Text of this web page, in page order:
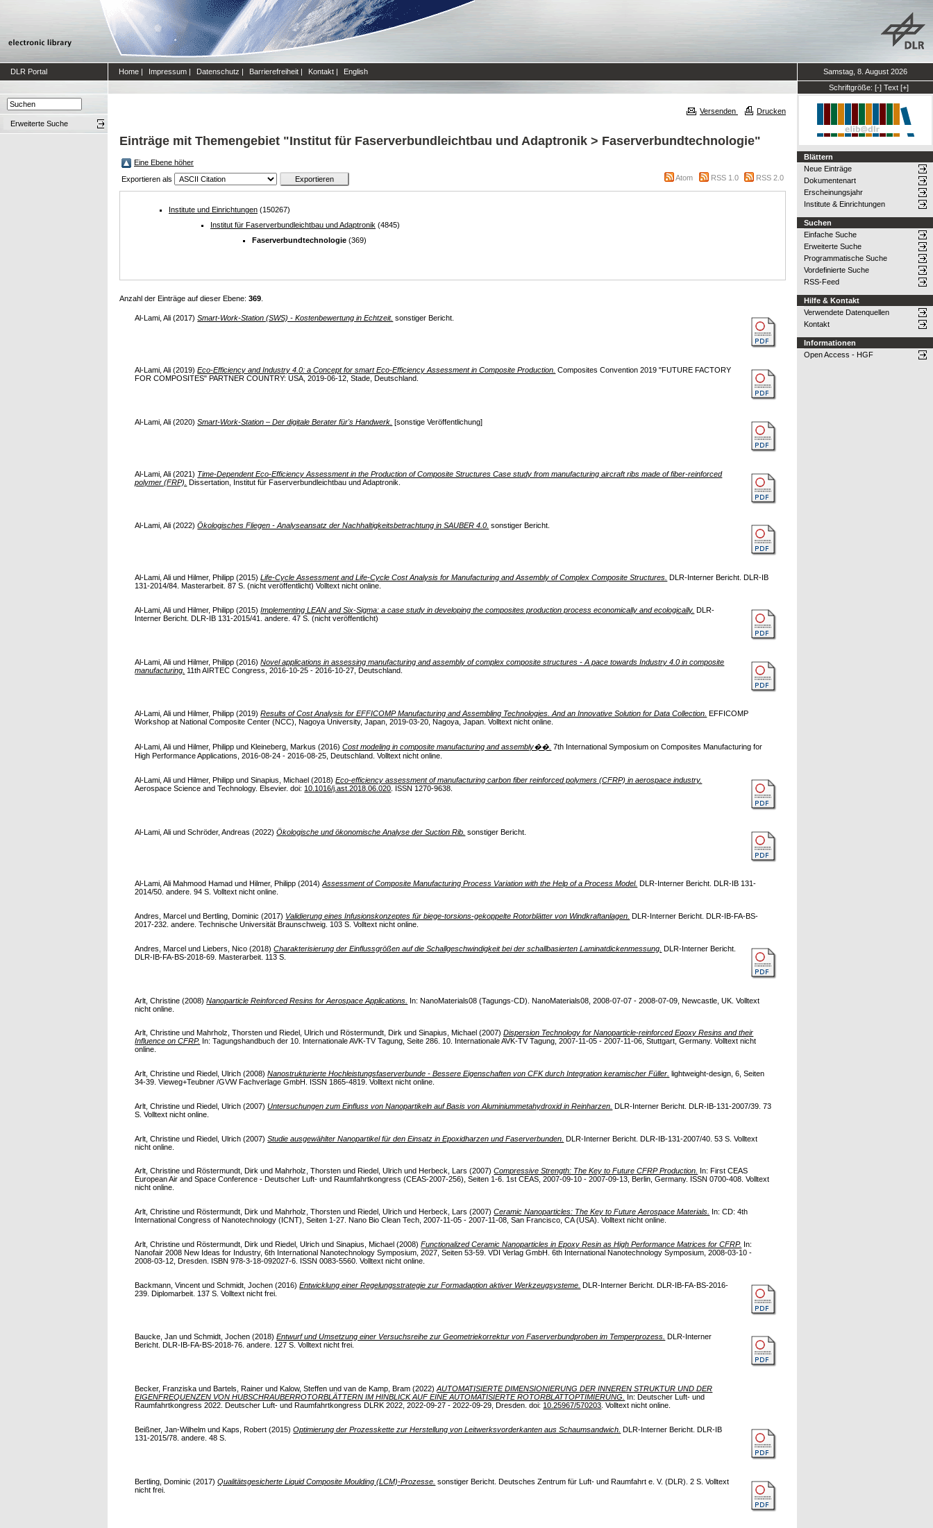
DLR Portal Home | Impressum | Datenschutz | Barrierefreiheit | Kontakt | English
Samstag, 8. August 2026
Schriftgröße: [-] Text [+]
Erweiterte Suche
Versenden Drucken
Einträge mit Themengebiet "Institut für Faserverbundleichtbau und Adaptronik > Faserverbundtechnologie"
Eine Ebene höher
Exportieren als
Atom RSS 1.0 RSS 2.0
Institute und Einrichtungen (150267)
Institut für Faserverbundleichtbau und Adaptronik (4845)
Faserverbundtechnologie (369)
Anzahl der Einträge auf dieser Ebene: 369
Al-Lami, Ali (2017)Smart-Work-Station (SWS) - Kostenbewertung in Echtzeit. sonstiger Bericht.
Al-Lami, Ali (2019)Eco-Efficiency and Industry 4.0: a Concept for smart Eco-Efficiency Assessment in Composite Production. Composites Convention 2019 "FUTURE FACTORY
FOR COMPOSITES" PARTNER COUNTRY: USA, 2019-06-12, Stade, Deutschland.
Al-Lami, Ali (2020)Smart-Work-Station – Der digitale Berater für's Handwerk. [sonstige Veröffentlichung]
Al-Lami, Ali (2021) Time-Dependent Eco-Efficiency Assessment in the Production of Composite Structures Case study from manufacturing aircraft ribs made of fiber-reinforced
polymer (FRP). Dissertation, Institut für Faserverbundleichtbau und Adaptronik.
Al-Lami, Ali (2022)Ökologisches Fliegen - Analyseansatz der Nachhaltigkeitsbetrachtung in SAUBER 4.0. sonstiger Bericht.
Al-Lami, Ali undHilmer, Philipp (2015)Life-Cycle Assessment and Life-Cycle Cost Analysis for Manufacturing and Assembly of Complex Composite Structures. DLR-Interner Bericht. DLR-IB
131-2014/84. Masterarbeit. 87 S. (nicht veröffentlicht) Volltext nicht online.
Al-Lami, Ali undHilmer, Philipp (2015)Implementing LEAN and Six-Sigma: a case study in developing the composites production process economically and ecologically. DLR-
Interner Bericht. DLR-IB 131-2015/41. andere. 47 S. (nicht veröffentlicht)
Al-Lami, Ali undHilmer, Philipp (2016)Novel applications in assessing manufacturing and assembly of complex composite structures - A pace towards Industry 4.0 in composite
manufacturing. 11th AIRTEC Congress, 2016-10-25 - 2016-10-27, Deutschland.
Al-Lami, Ali und Hilmer, Philipp (2019)Results of Cost Analysis for EFFICOMP Manufacturing and Assembling Technologies. And an Innovative Solution for Data Collection.
EFFICOMP
Workshop at National Composite Center (NCC), Nagoya University, Japan, 2019-03-20, Nagoya, Japan. Volltext nicht online.
Al-Lami, Ali undHilmer, Philipp undKleineberg, Markus (2016)Cost modeling in composite manufacturing and assembly��. 7th International Symposium on Composites Manufacturing for
High Performance Applications, 2016-08-24 - 2016-08-25, Deutschland. Volltext nicht online.
Al-Lami, Ali undHilmer, Philipp undSinapius, Michael (2018)Eco-efficiency assessment of manufacturing carbon fiber reinforced polymers (CFRP) in aerospace industry.
Aerospace Science and Technology. Elsevier. doi: 10.1016/j.ast.2018.06.020 . ISSN 1270-9638.
Al-Lami, Ali undSchröder, Andreas (2022)Ökologische und ökonomische Analyse der Suction Rib. sonstiger Bericht.
Al-Lami, Ali Mahmood Hamad und Hilmer, Philipp (2014)Assessment of Composite Manufacturing Process Variation with the Help of a Process Model. DLR-Interner Bericht. DLR-IB 131-
2014/50. andere. 94 S. Volltext nicht online.
Andres, Marcel undBertling, Dominic (2017) Validierung eines Infusionskonzeptes für biege-torsions-gekoppelte Rotorblätter von Windkraftanlagen. DLR-Interner Bericht. DLR-IB-FA-BS-
2017-232. andere. Technische Universität Braunschweig. 103 S. Volltext nicht online.
Andres, Marcel undLiebers, Nico (2018)Charakterisierung der Einflussgrößen auf die Schallgeschwindigkeit bei der schallbasierten Laminatdickenmessung. DLR-Interner Bericht.
DLR-IB-FA-BS-2018-69. Masterarbeit. 113 S.
Arlt, Christine (2008)Nanoparticle Reinforced Resins for Aerospace Applications. In: NanoMaterials08 (Tagungs-CD). NanoMaterials08, 2008-07-07 - 2008-07-09, Newcastle, UK. Volltext
nicht online.
Arlt, Christine und Mahrholz, Thorsten und Riedel, Ulrich und Röstermundt, Dirk undSinapius, Michael (2007)Dispersion Technology for Nanoparticle-reinforced Epoxy Resins and their
Influence on CFRP. In: Tagungshandbuch der 10. Internationale AVK-TV Tagung, Seite 286. 10. Internationale AVK-TV Tagung, 2007-11-05 - 2007-11-06, Stuttgart, Germany. Volltext nicht
online.
Arlt, Christine undRiedel, Ulrich (2008)Nanostrukturierte Hochleistungsfaserverbunde - Bessere Eigenschaften von CFK durch Integration keramischer Füller. lightweight-design, 6, Seiten
34-39. Vieweg+Teubner /GVW Fachverlage GmbH. ISSN 1865-4819. Volltext nicht online.
Arlt, Christine undRiedel, Ulrich (2007)Untersuchungen zum Einfluss von Nanopartikeln auf Basis von Aluminiummetahydroxid in Reinharzen. DLR-Interner Bericht. DLR-IB-131-2007/39. 73
S. Volltext nicht online.
Arlt, Christine undRiedel, Ulrich (2007)Studie ausgewählter Nanopartikel für den Einsatz in Epoxidharzen und Faserverbunden. DLR-Interner Bericht. DLR-IB-131-2007/40. 53 S. Volltext
nicht online.
Arlt, Christine und Röstermundt, Dirk und Mahrholz, Thorsten und Riedel, Ulrich und Herbeck, Lars (2007)Compressive Strength: The Key to Future CFRP Production.
In: First CEAS
European Air and Space Conference - Deutscher Luft- und Raumfahrtkongress (CEAS-2007-256), Seiten 1-6. 1st CEAS, 2007-09-10 - 2007-09-13, Berlin, Germany. ISSN 0700-408. Volltext
nicht online.
Arlt, Christine undRöstermundt, Dirk undMahrholz, Thorsten undRiedel, Ulrich undHerbeck, Lars (2007)Ceramic Nanoparticles: The Key to Future Aerospace Materials. In: CD: 4th
International Congress of Nanotechnology (ICNT), Seiten 1-27. Nano Bio Clean Tech, 2007-11-05 - 2007-11-08, San Francisco, CA (USA). Volltext nicht online.
Arlt, Christine undRöstermundt, Dirk undRiedel, Ulrich undSinapius, Michael (2008)Functionalized Ceramic Nanoparticles in Epoxy Resin as High Performance Matrices for CFRP. In:
Nanofair 2008 New Ideas for Industry, 6th International Nanotechnology Symposium, 2027, Seiten 53-59. VDI Verlag GmbH. 6th International Nanotechnology Symposium, 2008-03-10 -
2008-03-12, Dresden. ISBN 978-3-18-092027-6. ISSN 0083-5560. Volltext nicht online.
Backmann, Vincent undSchmidt, Jochen (2016)Entwicklung einer Regelungsstrategie zur Formadaption aktiver Werkzeugsysteme. DLR-Interner Bericht. DLR-IB-FA-BS-2016-
239. Diplomarbeit. 137 S. Volltext nicht frei.
Baucke, Jan undSchmidt, Jochen (2018)Entwurf und Umsetzung einer Versuchsreihe zur Geometriekorrektur von Faserverbundproben im Temperprozess.
DLR-Interner
Bericht. DLR-IB-FA-BS-2018-76. andere. 127 S. Volltext nicht frei.
Becker, Franziska undBartels, Rainer undKalow, Steffen undvan de Kamp, Bram (2022)AUTOMATISIERTE DIMENSIONIERUNG DER INNEREN STRUKTUR UND DER
EIGENFREQUENZEN VON HUBSCHRAUBERROTORBLÄTTERN IM HINBLICK AUF EINE AUTOMATISIERTE ROTORBLATTOPTIMIERUNG.
In: Deutscher Luft- und
Raumfahrtkongress 2022. Deutscher Luft- und Raumfahrtkongress DLRK 2022, 2022-09-27 - 2022-09-29, Dresden. doi: 10.25967/570203 . Volltext nicht online.
Beißner, Jan-Wilhelm undKaps, Robert (2015)Optimierung der Prozesskette zur Herstellung von Leitwerksvorderkanten aus Schaumsandwich. DLR-Interner Bericht. DLR-IB
131-2015/78. andere. 48 S.
Bertling, Dominic (2017)Qualitätsgesicherte Liquid Composite Moulding (LCM)-Prozesse. sonstiger Bericht. Deutsches Zentrum für Luft- und Raumfahrt e. V. (DLR). 2 S. Volltext
nicht frei.
Blättern
Neue Einträge
Dokumentenart
Erscheinungsjahr
Institute & Einrichtungen
Suchen
Einfache Suche
Erweiterte Suche
Programmatische Suche
Vordefinierte Suche
RSS-Feed
Hilfe & Kontakt
Verwendete Datenquellen
Kontakt
Informationen
Open Access - HGF